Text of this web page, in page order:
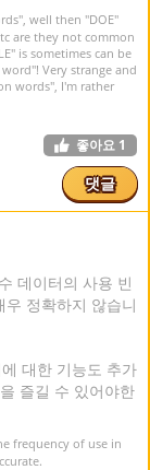
well then "DOE"
are they not common
is sometimes can be
Very strange and
words", I'm rather
좋아요 1
댓글
데이터의 사용 빈
정확하지 않습니
대한 기능도 추가
즐길 수 있어야한
frequency of use in